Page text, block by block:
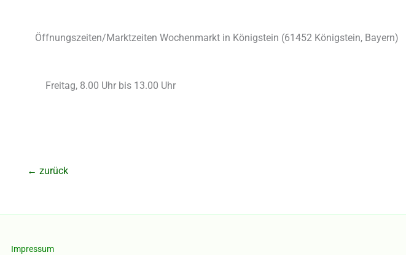
Öffnungszeiten/Marktzeiten Wochenmarkt in Königstein (61452 Königstein, Bayern)
Freitag, 8.00 Uhr bis 13.00 Uhr
← zurück
Impressum